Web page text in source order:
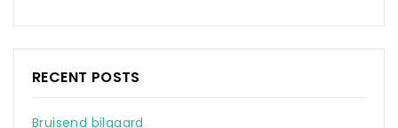
RECENT POSTS
Bruisend bilgaard